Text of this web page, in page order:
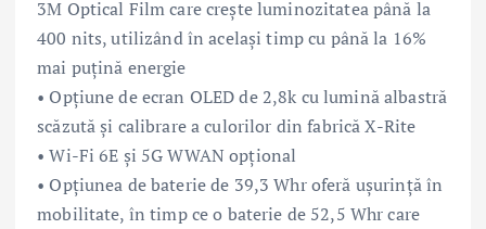
3M Optical Film care crește luminozitatea până la
400 nits, utilizând în același timp cu până la 16%
mai puțină energie
• Opțiune de ecran OLED de 2,8k cu lumină albastră
scăzută și calibrare a culorilor din fabrică X-Rite
• Wi-Fi 6E și 5G WWAN opțional
• Opțiunea de baterie de 39,3 Whr oferă ușurință în
mobilitate, în timp ce o baterie de 52,5 Whr care